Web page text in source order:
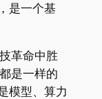
是一个基
革命中胜
是一样的
模型、算力